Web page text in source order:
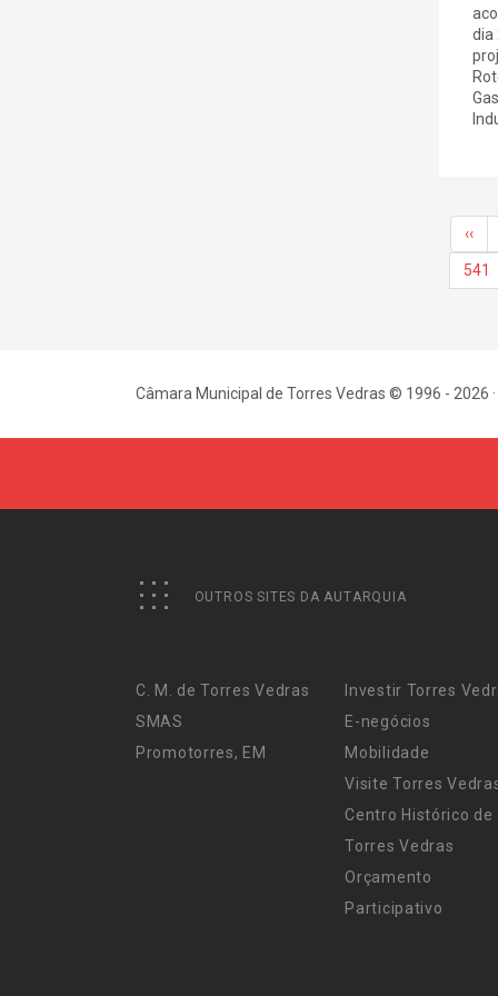
dia
‹‹
541
Câmara Municipal de Torres Vedras © 1996 - 2026
OUTROS SITES DA AUTARQUIA
C. M. de Torres Vedras
SMAS
Promotorres, EM
Investir Torres
E-negócios
Mobilidade
Visite Torres
Centro Histórico de
Torres Vedras
Orçamento
Participativo